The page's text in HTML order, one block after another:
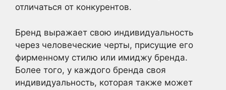
отличаться от конкурентов.
Бренд выражает свою индивидуальность
через человеческие черты, присущие его
фирменному стилю или имиджу бренда.
Более того, у каждого бренда своя
индивидуальность, которая также может